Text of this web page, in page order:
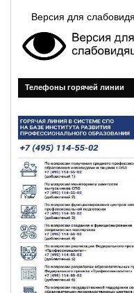
Версия для
Телефоны горячей линии